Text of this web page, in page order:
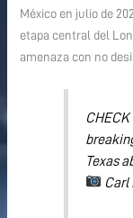
México en julio de
etapa central del
amenaza con no
Texas
Carl